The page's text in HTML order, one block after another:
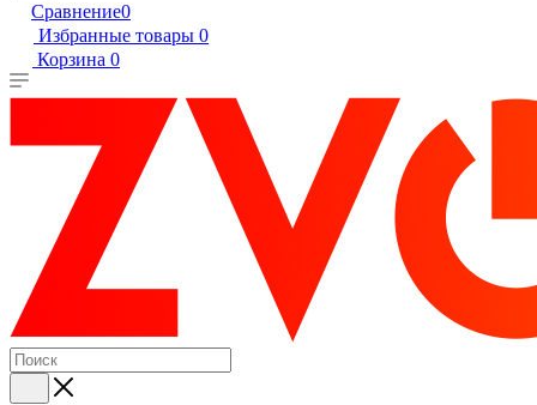
Сравнение0
Избранные товары 0
Корзина 0